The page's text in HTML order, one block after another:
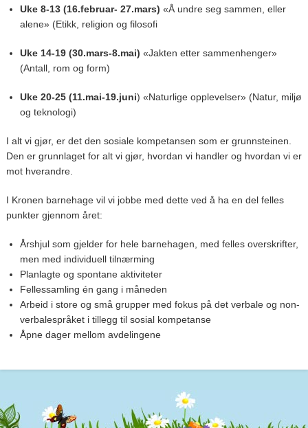
Uke 8-13 (16.februar- 27.mars) «Å undre seg sammen, eller
alene» (Etikk, religion og filosofi
Uke 14-19 (30.mars-8.mai) «Jakten etter sammenhenger»
(Antall, rom og form)
Uke 20-25 (11.mai-19.juni) «Naturlige opplevelser» (Natur, miljø
og teknologi)
I alt vi gjør, er det den sosiale kompetansen som er grunnsteinen.
Den er grunnlaget for alt vi gjør, hvordan vi handler og hvordan vi er
mot hverandre.
I Kronen barnehage vil vi jobbe med dette ved å ha en del felles
punkter gjennom året:
Årshjul som gjelder for hele barnehagen, med felles overskrifter,
men med individuell tilnærming
Planlagte og spontane aktiviteter
Fellessamling én gang i måneden
Arbeid i store og små grupper med fokus på det verbale og non-
verbalespråket i tillegg til sosial kompetanse
Åpne dager mellom avdelingene